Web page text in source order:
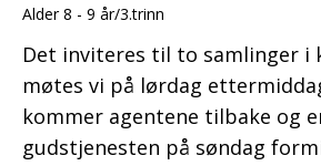
KONTAKT
KALENDER
Alder 8 - 9 år/3.trinn
Det inviteres til to samlinger i
møtes vi på lørdag
kommer agentene tilbake og
gudstjenesten på søndag